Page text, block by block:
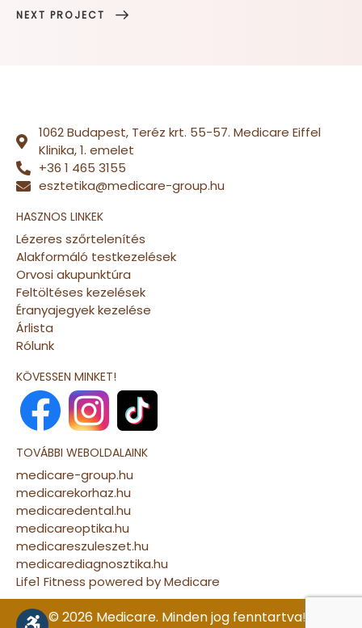
NEXT PROJECT
1062 Budapest, Teréz krt. 55-57. Medicare Eiffel
Klinika, 1. emelet
+36 1 465 3155
esztetika@medicare-group.hu
HASZNOS LINKEK
Lézeres szőrtelenítés
Alakformáló testkezelések
Orvosi akupunktúra
Feltöltéses kezelések
Éranyajegyek kezelése
Árlista
Rólunk
KÖVESSEN MINKET!
TOVÁBBI WEBOLDALAINK
medicare-group.hu
medicarekorhaz.hu
medicaredental.hu
medicareoptika.hu
medicareszuleszet.hu
medicarediagnosztika.hu
Life1 Fitness powered by Medicare
© 2026 Medicare. Minden jog fenntartva! |